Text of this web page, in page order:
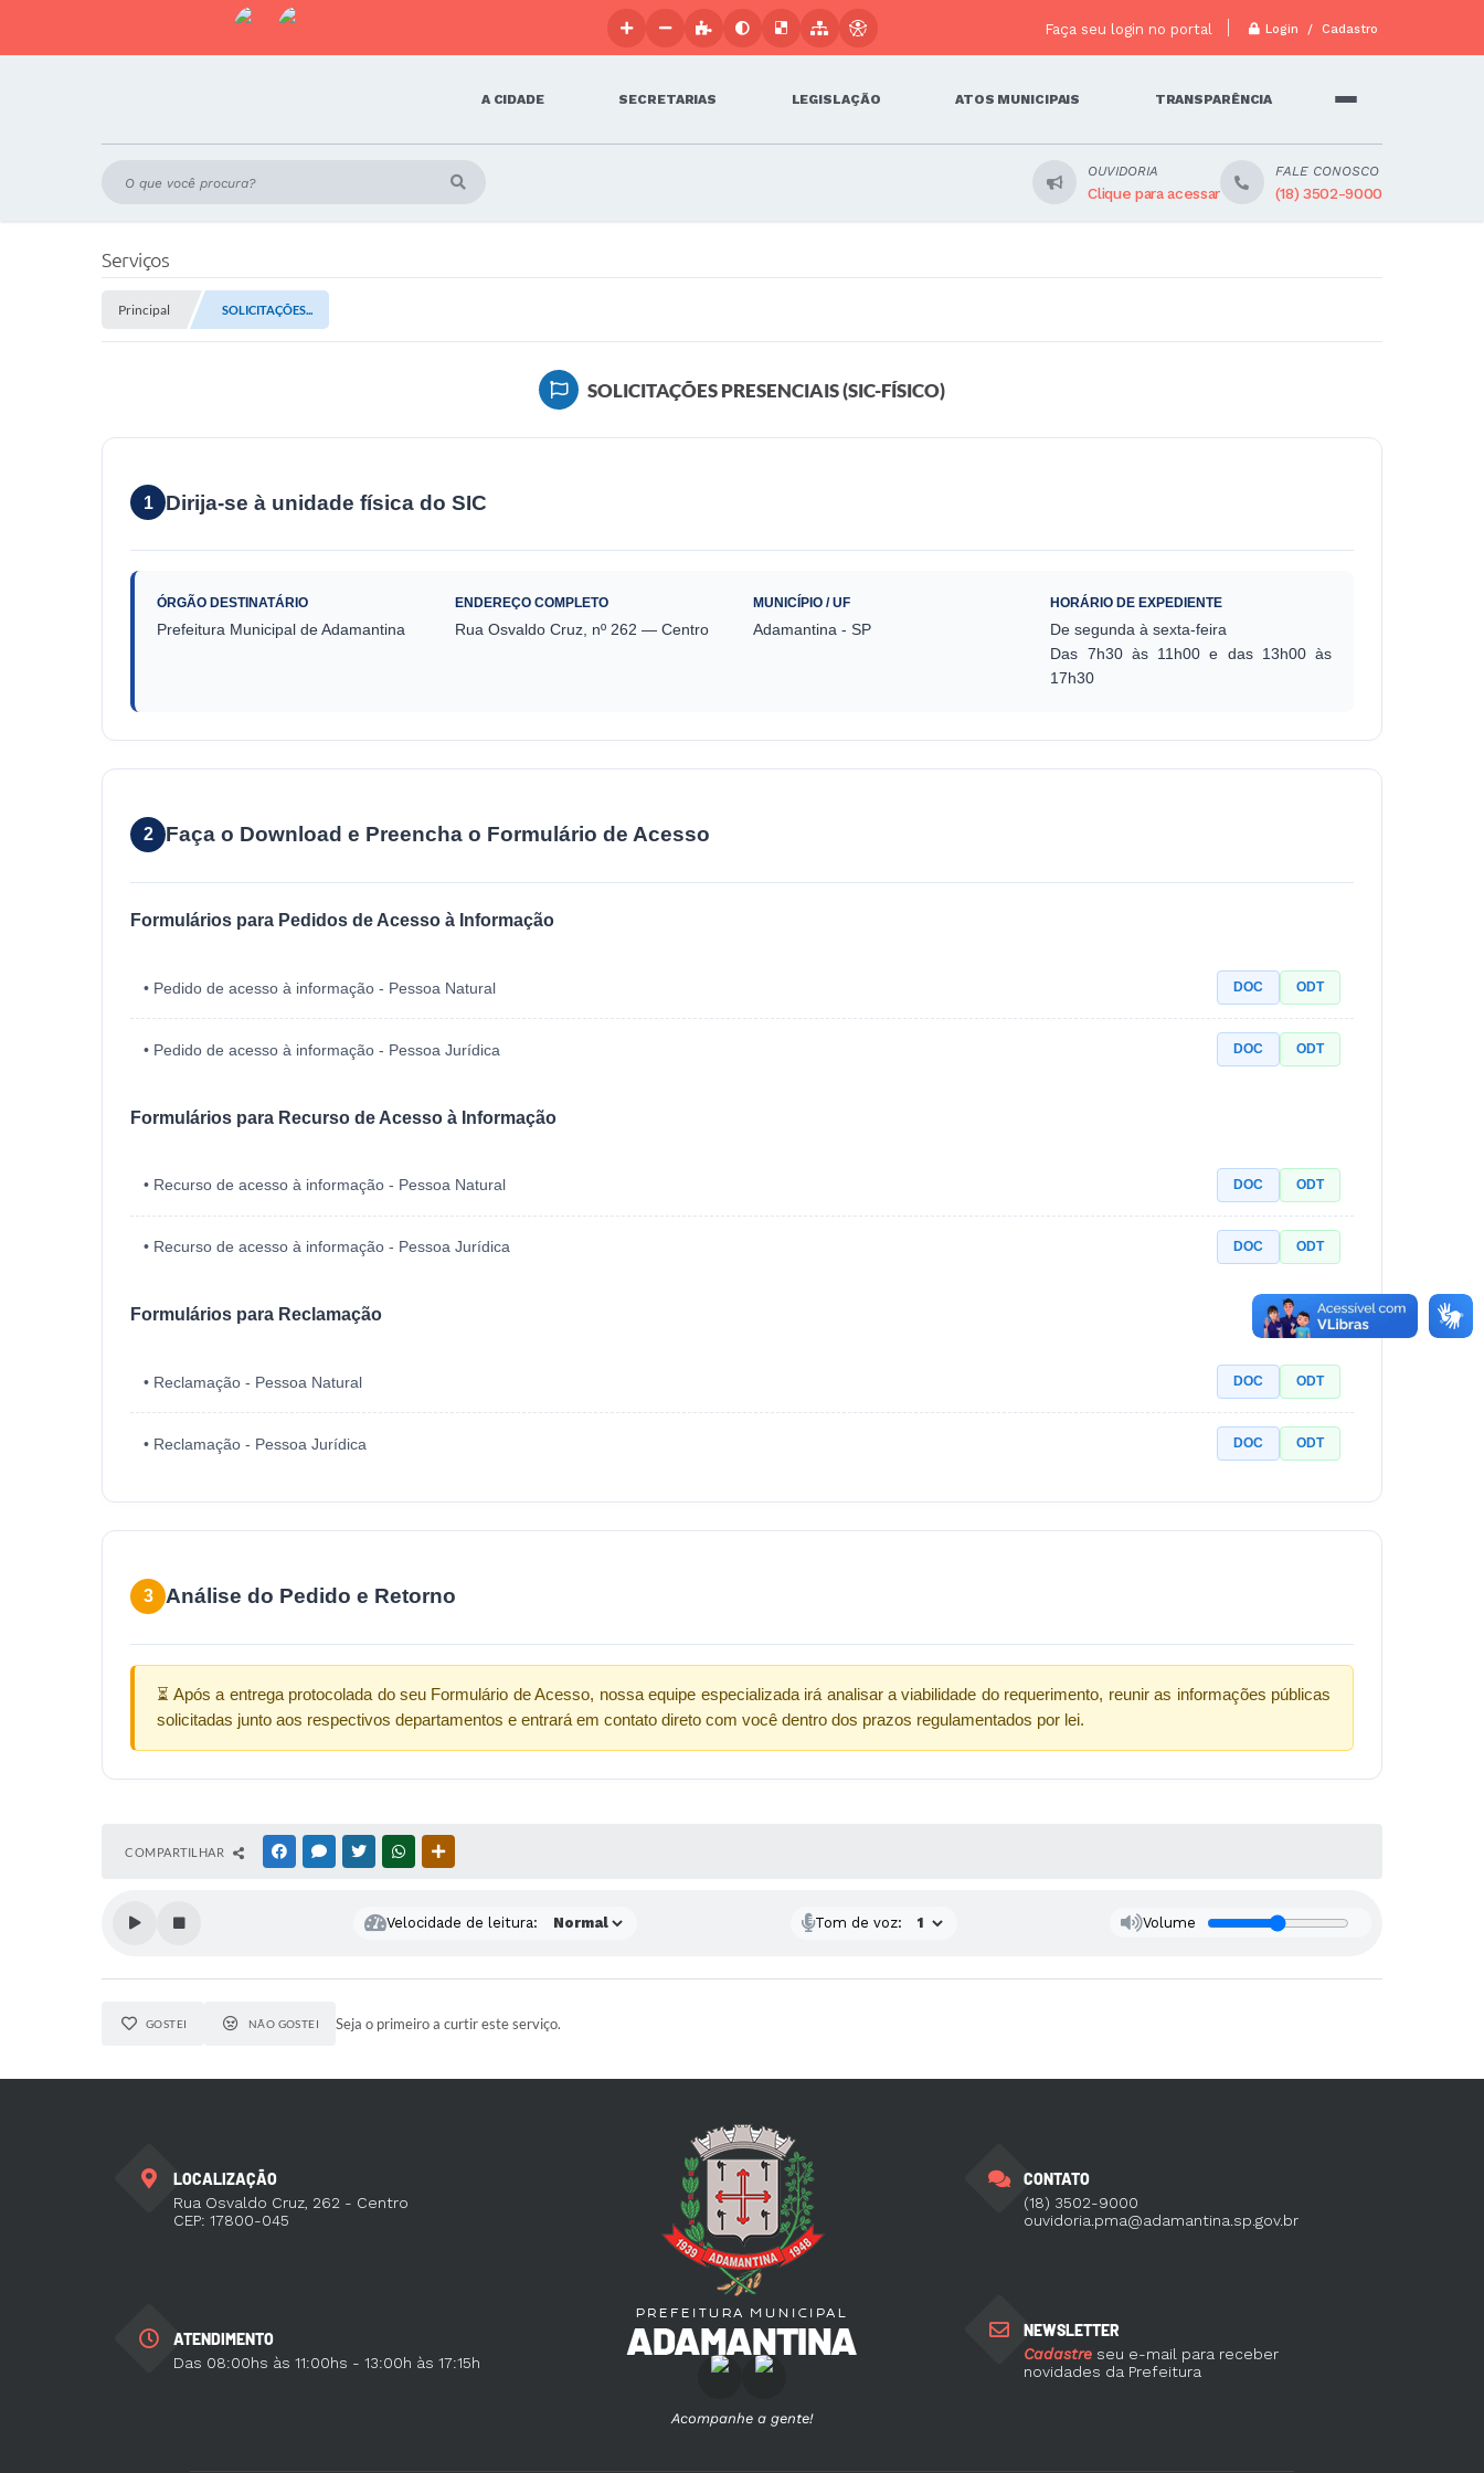
Faça seu login no portal Login / Cadastro
A CIDADE SECRETARIAS LEGISLAÇÃO ATOS MUNICIPAIS TRANSPARÊNCIA
OUVIDORIA
Clique para acessar
FALE CONOSCO
(18) 3502-9000
Serviços
Principal SOLICITAÇÕES...
SOLICITAÇÕES PRESENCIAIS (SIC-FÍSICO)
1 Dirija-se à unidade física do SIC
ÓRGÃO DESTINATÁRIO
Prefeitura Municipal de Adamantina
ENDEREÇO COMPLETO
Rua Osvaldo Cruz, nº 262 — Centro
MUNICÍPIO / UF
Adamantina - SP
HORÁRIO DE EXPEDIENTE
De segunda à sexta-feira
Das 7h30 às 11h00 e das 13h00 às
17h30
2 Faça o Download e Preencha o Formulário de Acesso
Formulários para Pedidos de Acesso à Informação
• Pedido de acesso à informação - Pessoa Natural DOC ODT
• Pedido de acesso à informação - Pessoa Jurídica DOC ODT
Formulários para Recurso de Acesso à Informação
• Recurso de acesso à informação - Pessoa Natural DOC ODT
• Recurso de acesso à informação - Pessoa Jurídica DOC ODT
Formulários para Reclamação
• Reclamação - Pessoa Natural DOC ODT
• Reclamação - Pessoa Jurídica DOC ODT
3 Análise do Pedido e Retorno
⏳ Após a entrega protocolada do seu Formulário de Acesso, nossa equipe especializada irá analisar a viabilidade do requerimento, reunir as informações públicas
solicitadas junto aos respectivos departamentos e entrará em contato direto com você dentro dos prazos regulamentados por lei.
COMPARTILHAR FACEBOOKMESSENGER
TWITTERWHATSAPP
Velocidade de leitura: Tom de voz: Volume
GOSTEI NÃO GOSTEI Seja o primeiro a curtir este serviço.
Acompanhe a gente!
LOCALIZAÇÃO
Rua Osvaldo Cruz, 262 - Centro
CEP: 17800-045
CONTATO
(18) 3502-9000
ouvidoria.pma@adamantina.sp.gov.br
ATENDIMENTO
Das 08:00hs às 11:00hs - 13:00h às 17:15h
NEWSLETTER
Cadastreseu e-mail para receber
novidades da Prefeitura